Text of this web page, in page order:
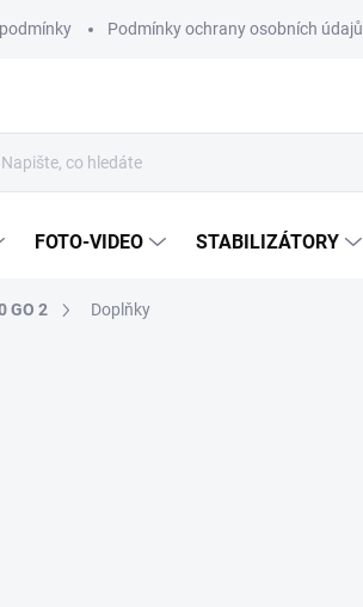
Podmínky ochrany osobních údajů
FOTO-VIDEO STABILIZÁTORY
GO 2 Doplňky